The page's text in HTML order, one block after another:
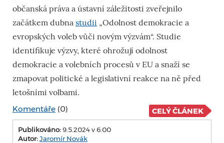
občanská práva a ústavní záležitosti zveřejnilo
začátkem dubna studii „Odolnost demokracie a
evropských voleb vůči novým výzvám“. Studie
identifikuje výzvy, které ohrožují odolnost
demokracie a volebních procesů v EU a snaží se
zmapovat politické a legislativní reakce na ně před
letošními volbami.
Komentáře (0) CELÝ ČLÁNEK
Publikováno:9.5.2024 v 6:00
Autor:Jaromír Novák